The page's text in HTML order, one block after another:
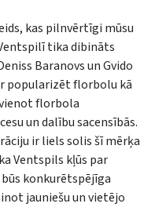
kas pilnvērtīgi mūsu
tika dibināts
Baranovs un Gvido
popularizēt florbolu kā
florbola
un dalību sacensībās.
ir liels solis šī mērķa
Ventspils kļūs par
konkurētspējīga
jauniešu un vietējo